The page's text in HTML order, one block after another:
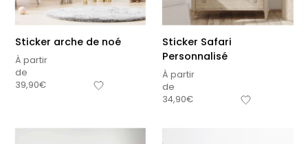
Sticker arche de noé
À partir
de
39,90€
Sticker Safari
Personnalisé
À partir
de
34,90€